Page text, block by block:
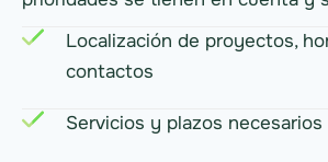
Localización de proyectos,
contactos
Servicios y plazos necesarios